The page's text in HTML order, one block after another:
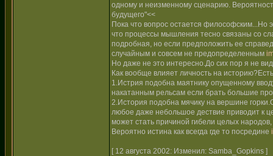
одному и неизменному сценарию.
будущего"<<
Пока что вопрос остается философским...Но
что процессы мышления тесно связаны со
подробная, но если предположить ее
случайным и совсем не предопределенным
Но даже не это интересно.До сих пор я не
Как вообще влияет личность на
1.Истрия подобна маятнику опущенному
накатанным рельсам если брать большие
2.История подобна мячику на вершине
любое даже небольшое дествие приводит к
может стать причиной гибели целых
Вероятно истина как всегда где то посредине
[ 12 августа 2002: Изменил: Samba_Gopkins ]